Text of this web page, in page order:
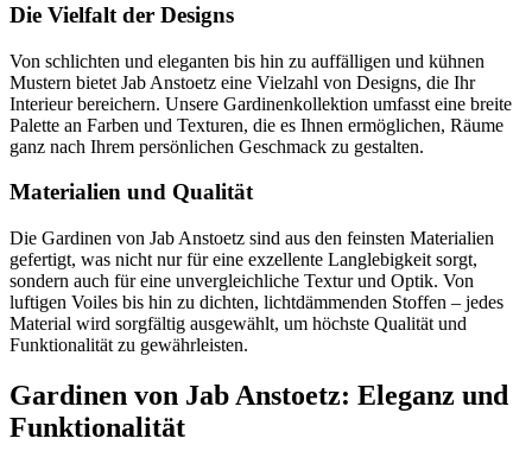
Die Vielfalt der Designs
Von schlichten und eleganten bis hin zu auffälligen und kühnen
Mustern bietet Jab Anstoetz eine Vielzahl von Designs, die Ihr
Interieur bereichern. Unsere Gardinenkollektion umfasst eine breite
Palette an Farben und Texturen, die es Ihnen ermöglichen, Räume
ganz nach Ihrem persönlichen Geschmack zu gestalten.
Materialien und Qualität
Die Gardinen von Jab Anstoetz sind aus den feinsten Materialien
gefertigt, was nicht nur für eine exzellente Langlebigkeit sorgt,
sondern auch für eine unvergleichliche Textur und Optik. Von
luftigen Voiles bis hin zu dichten, lichtdämmenden Stoffen – jedes
Material wird sorgfältig ausgewählt, um höchste Qualität und
Funktionalität zu gewährleisten.
Gardinen von Jab Anstoetz: Eleganz und
Funktionalität